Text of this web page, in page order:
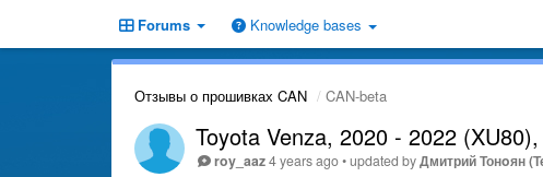
Forums Knowledge bases
Отзывы о прошивках CAN CAN-beta
Toyota Venza, 2020 - 2022
roy_aaz4 years ago•updated byДмитрий Тонoян